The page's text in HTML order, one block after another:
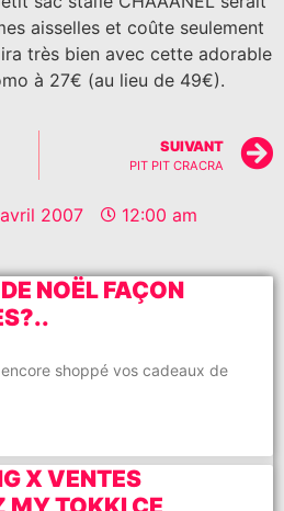
aisselles et coûte seulement
très bien avec cette adorable
à 27€ (au lieu de 49€).
SUIVANT
PIT PIT CRACRA
avril 2007
12:00 am
NOËL FAÇON
encore shoppé vos cadeaux de
X VENTES